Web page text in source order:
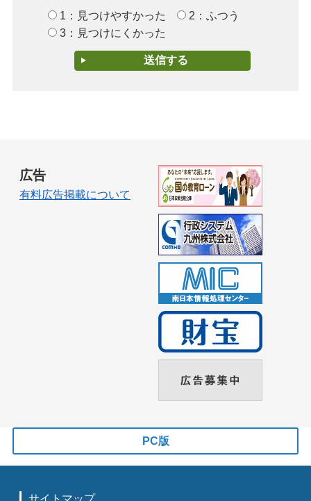
1：見つけやすかった
2：ふつう
3：見つけにくかった
広告
有料広告掲載について
PC版
サイトマップ